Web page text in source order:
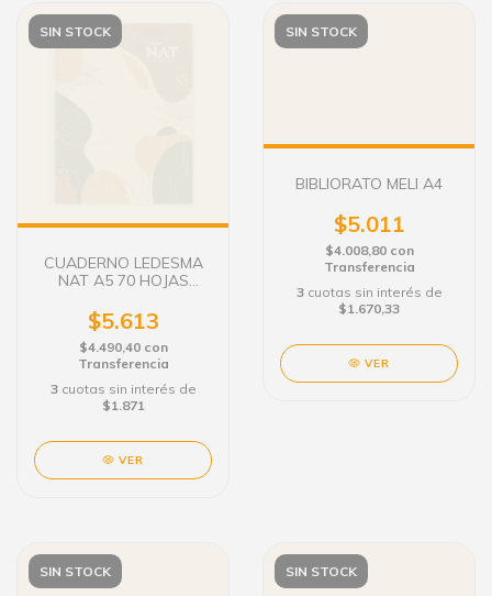
SIN STOCK
CUADERNO LEDESMA
NAT A5 70 HOJAS
$5.613
$4.490,40 con
Transferencia
3 cuotas sin interés de
$1.871
VER
SIN STOCK
BIBLIORATO MELI A4
$5.011
$4.008,80 con
Transferencia
3 cuotas sin interés de
$1.670,33
VER
SIN STOCK SIN STOCK